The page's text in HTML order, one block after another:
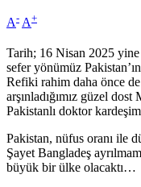
A- A+
Tarih; 16 Nisan 2025
sefer yönümüz
Refiki rahim daha önce
arşınladığımız güzel
Pakistanlı doktor
Pakistan, nüfus oranı ile
Şayet Bangladeş
büyük bir ülke olacaktı…